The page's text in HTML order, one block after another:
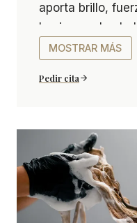
aporta brillo,
luminoso al
cubrir, matizar o
Es un servicio
MOSTRAR MÁS
Pedir cita